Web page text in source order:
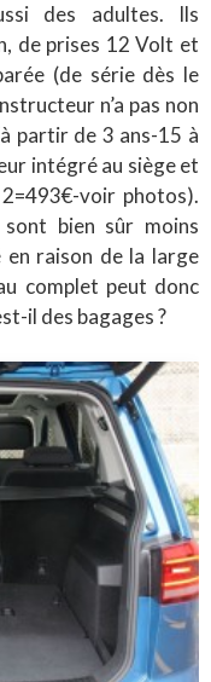
des adultes. Ils
de prises 12 Volt et
(de série dès le
n’a pas non
partir de 3 ans-15 à
intégré au siège et
voir photos).
sont bien sûr moins
en raison de la large
complet peut donc
il des bagages ?